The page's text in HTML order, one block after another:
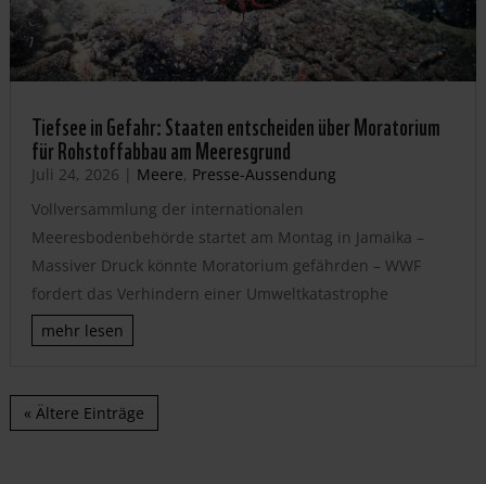
Tiefsee in Gefahr: Staaten entscheiden über Moratorium
für Rohstoffabbau am Meeresgrund
Juli 24, 2026 | Meere, Presse-Aussendung
Vollversammlung der internationalen
Meeresbodenbehörde startet am Montag in Jamaika –
Massiver Druck könnte Moratorium gefährden – WWF
fordert das Verhindern einer Umweltkatastrophe
mehr lesen
« Ältere Einträge